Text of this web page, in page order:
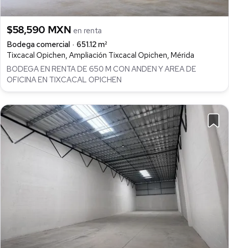
$58,590 MXN en renta
Bodega comercial
651.12 m²
Tixcacal Opichen, Ampliación Tixcacal Opichen, Mérida
BODEGA EN RENTA DE 650 M CON ANDEN Y AREA DE
OFICINA EN TIXCACAL OPICHEN